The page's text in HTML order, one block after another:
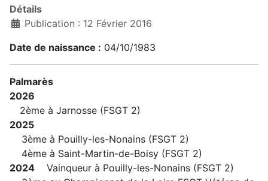
Détails
Publication : 12 Février 2016
Date de naissance : 04/10/1983
Palmarès
2026
2ème à Jarnosse (FSGT 2)
2025
3ème à Pouilly-les-Nonains (FSGT 2)
4ème à Saint-Martin-de-Boisy (FSGT 2)
2024 Vainqueur à Pouilly-les-Nonains (FSGT 2)